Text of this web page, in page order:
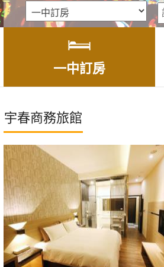
一中訂房
宇春商務旅館